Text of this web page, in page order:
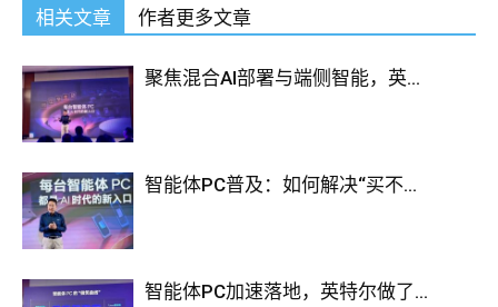
相关文章 作者更多文章
聚焦混合AI部署与端侧智能，英...
智能体PC普及：如何解决“买不...
智能体PC加速落地，英特尔做了...